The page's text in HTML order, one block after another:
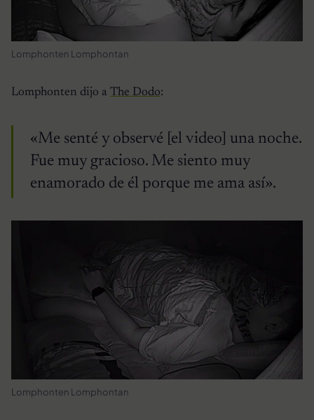
Lomphonten Lomphontan
Lomphonten dijo a The Dodo:
«Me senté y observé [el video] una noche.
Fue muy gracioso. Me siento muy
enamorado de él porque me ama así».
Lomphonten Lomphontan